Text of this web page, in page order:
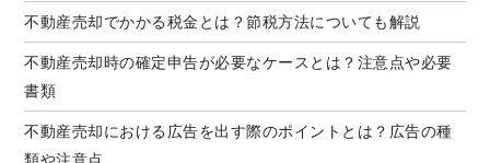
不動産売却でかかる税金とは？節税方法についても解説
不動産売却時の確定申告が必要なケースとは？注意点や必要
書類
不動産売却における広告を出す際のポイントとは？広告の種